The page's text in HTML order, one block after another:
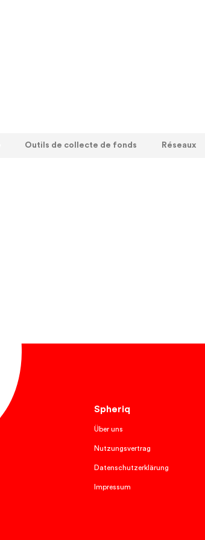
Outils de collecte de fonds Réseaux
Spheriq
Über uns
Nutzungsvertrag
Datenschutzerklärung
Impressum